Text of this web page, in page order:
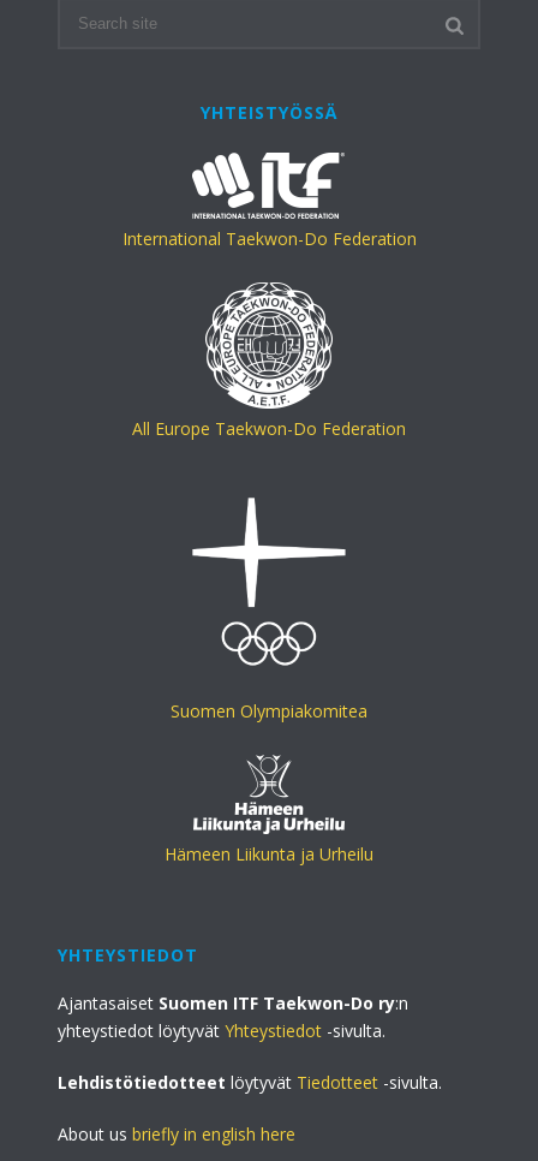
YHTEISTYÖSSÄ
International Taekwon-Do Federation
All Europe Taekwon-Do Federation
Suomen Olympiakomitea
Hämeen Liikunta ja Urheilu
YHTEYSTIEDOT
Ajantasaiset Suomen ITF Taekwon-Do ry:n
yhteystiedot löytyvätYhteystiedot -sivulta.
Lehdistötiedotteet löytyvät Tiedotteet -sivulta.
About usbriefly in english here